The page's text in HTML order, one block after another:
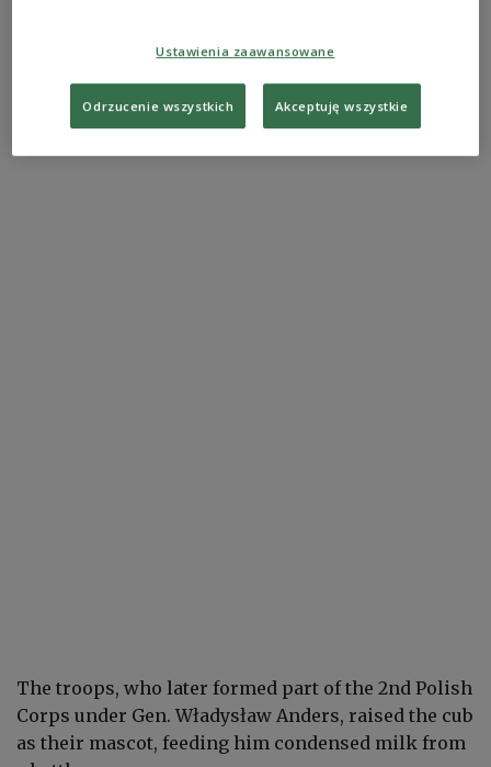
The troops, who later formed part of the 2nd Polish
Corps under Gen. Władysław Anders, raised the cub
as their mascot, feeding him condensed milk from
Ustawienia zaawansowane
Odrzucenie wszystkich Akceptuję wszystkie